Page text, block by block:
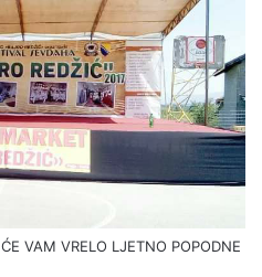
VAM VRELO LJETNO POPODNE